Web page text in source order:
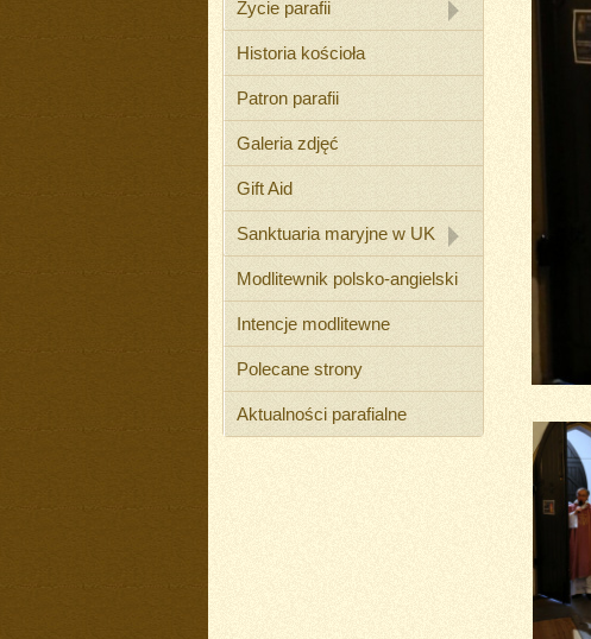
Życie parafii
Historia kościoła
Patron parafii
Galeria zdjęć
Gift Aid
Sanktuaria maryjne w UK
Modlitewnik polsko-angielski
Intencje modlitewne
Polecane strony
Aktualności parafialne